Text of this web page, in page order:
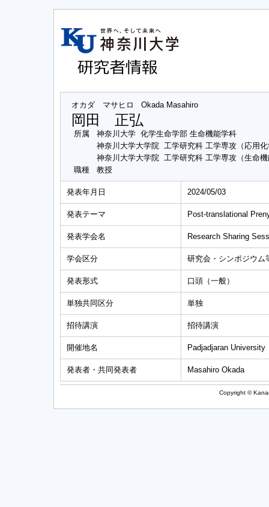
オカダ マサヒロ Okada Masahiro
岡田 正弘
所属
神奈川大学 化学生命学部 生命機能学科
神奈川大学大学院 工学研究科 工学専攻（応用
神奈川大学大学院 工学研究科 工学専攻（生命
職種
教授
発表年月日 2024/05/03
発表テーマ Post-translational
発表学会名 Research Sharing
学会区分 研究会・シンポジウム
発表形式 口頭（一般）
単独共同区分 単独
招待講演 招待講演
開催地名 Padjadjaran University
発表者・共同発表者 Masahiro Okada
Copyright ©